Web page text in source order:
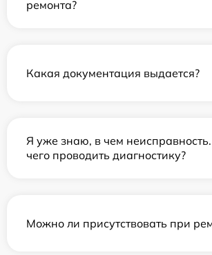
ремонта?
Какая документация выдается?
Я уже знаю, в чем
чего проводить диагностику?
Можно ли присутствовать при